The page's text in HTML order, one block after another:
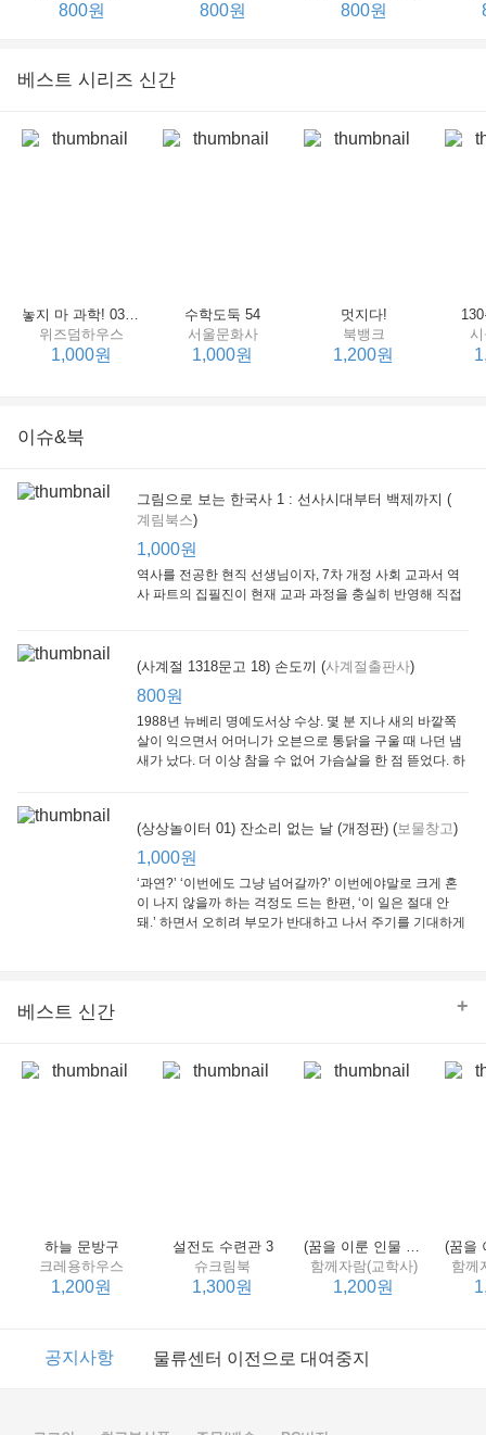
800원 800원 800원
Little, Brown
1,000원
큰솔(토토북)
동아일보사
베스트 시리즈 신간
놓지 마 과학! 03 : 정신이 공룡에 정신 놓다
위즈덤하우스
1,000원
수학도둑 54
서울문화사
1,000원
멋지다!
북뱅크
1,200원
이슈&북
그림으로 보는 한국사 1 : 선사시대부터 백제까지 (
계림북스)
1,000원
역사를 전공한 현직 선생님이자, 7차 개정 사회 교과서 역
사 파트의 집필진이 현재 교과 과정을 충실히 반영해 직접
(사계절 1318문고 18) 손도끼 (사계절출판사)
800원
1988년 뉴베리 명예도서상 수상. 몇 분 지나 새의 바깥쪽
살이 익으면서 어머니가 오븐으로 통닭을 구울 때 나던 냄
새가 났다. 더 이상 참을 수 없어 가슴살을 한 점 뜯었다. 하
(상상놀이터 01) 잔소리 없는 날 (개정판) (보물창고)
1,000원
‘과연?’ ‘이번에도 그냥 넘어갈까?’ 이번에야말로 크게 혼
이 나지 않을까 하는 걱정도 드는 한편, ‘이 일은 절대 안
돼.’ 하면서 오히려 부모가 반대하고 나서 주기를 기대하게
베스트 신간 +
하늘 문방구
크레용하우스
1,200원
설전도 수련관 3
슈크림북
1,300원
(꿈을 이룬 인물 탐구 2) 제인 구달
함께자람(교학사)
1,200원
함께
이벤트 2017년 리브피아 여름방학 참고서 이벤트
공지사항 물류센터 이전으로 대여중지